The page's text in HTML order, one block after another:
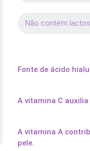
Não contém
Fonte de ácido
A vitamina C
A vitamina A
pele.